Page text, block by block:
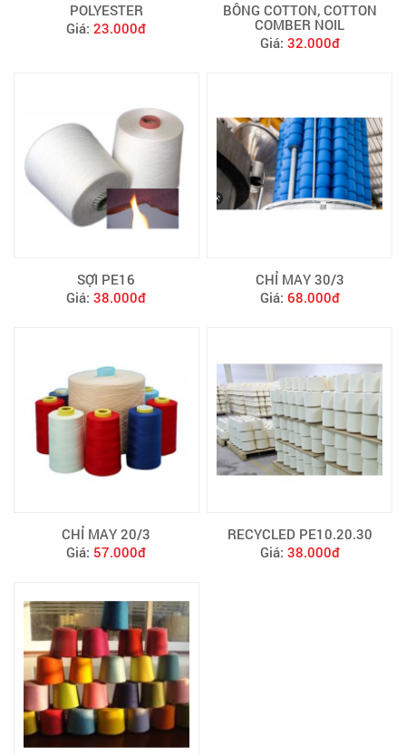
POLYESTER
Giá:23.000đ
BÔNG COTTON, COTTON
COMBER NOIL
Giá: 32.000đ
SỢI PE16
Giá:38.000đ
CHỈ MAY 30/3
Giá: 68.000đ
CHỈ MAY 20/3
Giá: 57.000đ
RECYCLED PE10.20.30
Giá: 38.000đ